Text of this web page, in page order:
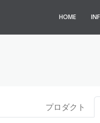
HOME
プロダクト